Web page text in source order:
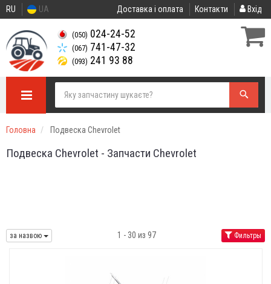
RU UA Доставка і оплата Контакти Вхід
(050) 024-24-52
(067) 741-47-32
(093) 241 93 88
Головна Подвеска Chevrolet
Подвеска Chevrolet - Запчасти Chevrolet
за назвою 1 - 30 из 97 Фильтры